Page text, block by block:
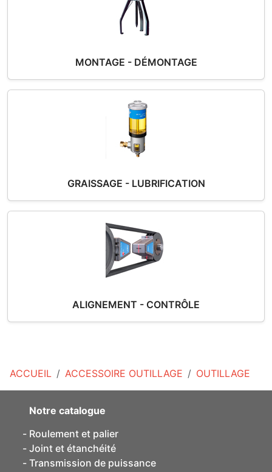
ACCUEIL ACCESSOIRE OUTILLAGE OUTILLAGE
MONTAGE - DÉMONTAGE
GRAISSAGE - LUBRIFICATION
ALIGNEMENT - CONTRÔLE
Notre catalogue
Roulement et palier
Joint et étanchéité
Transmission de puissance